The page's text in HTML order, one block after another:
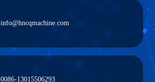
info@hncqmachine.com
0086-13015506293